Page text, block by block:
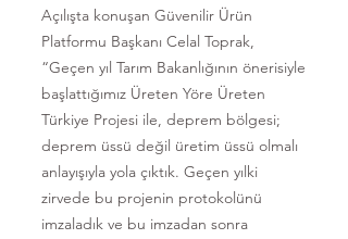
Açılışta konuşan Güvenilir Ürün
Platformu Başkanı Celal Toprak,
“Geçen yıl Tarım Bakanlığının önerisiyle
başlattığımız Üreten Yöre Üreten
Türkiye Projesi ile, deprem bölgesi;
deprem üssü değil üretim üssü olmalı
anlayışıyla yola çıktık. Geçen yılki
zirvede bu projenin protokolünü
imzaladık ve bu imzadan sonra